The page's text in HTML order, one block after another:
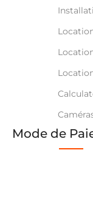
Mode de